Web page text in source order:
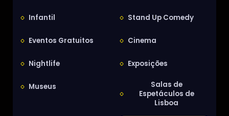
Infantil Stand Up Comedy
Eventos Gratuitos Cinema
Nightlife Exposições
Museus
Salas de
Espetáculos de
Lisboa